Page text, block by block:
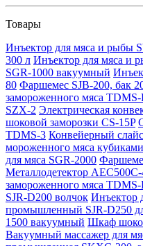
Товары
Инъектор для мяса и рыбы
300 л Инъектор для мяса и
SGR-1000 вакуумный
80 Фаршемес SJB-200, бак
замороженного мяса TDMS-
SZX-2 Электрическая
шоковой заморозки CS-15P
TDMS-3 Конвейерный
мороженного мяса
для мяса SGR-2000
Металлодетектор
замороженного мяса TDMS-
SJR-D200 волчок Инъектор
промышленный SJR-D250
1500 вакуумный Шкаф
Вакуумный массажер для